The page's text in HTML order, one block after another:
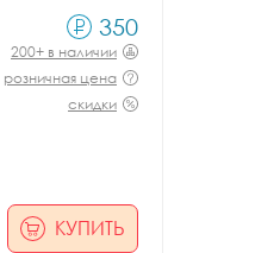
350
200+ в наличии
розничная цена
скидки
КУПИТЬ